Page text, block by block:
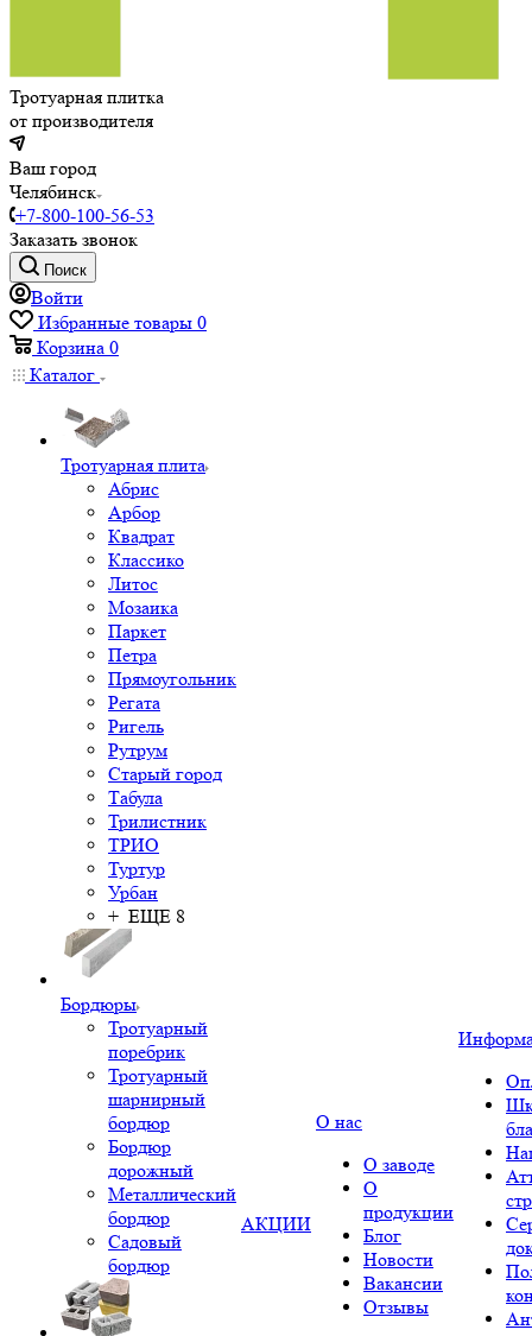
Тротуарная плитка
от производителя
Ваш город
Челябинск
+7-800-100-56-53
Заказать звонок
Поиск
Войти
Избранные товары 0
Корзина 0
Каталог
Тротуарная плита
Абрис
Арбор
Квадрат
Классико
Литос
Мозаика
Паркет
Петра
Прямоугольник
Регата
Ригель
Рутрум
Старый город
Табула
Трилистник
ТРИО
Туртур
Урбан
+ ЕЩЕ 8
Бордюры
Тротуарный
поребрик
Тротуарный
шарнирный
бордюр
Бордюр
дорожный
Металлический
бордюр
Садовый
бордюр
АКЦИИ
О нас
О заводе
О
продукции
Блог
Новости
Вакансии
Отзывы